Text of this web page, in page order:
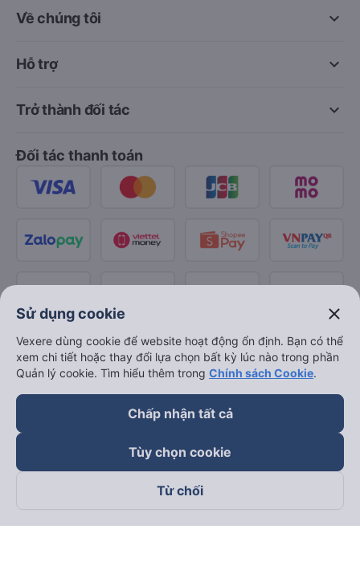
keyboard_arrow_down
Về chúng tôi
keyboard_arrow_down
Hỗ trợ
keyboard_arrow_down
Trở thành đối tác
Đối tác thanh toán
Theo dõi chúng tôi trên
Sử dụng cookie close
Vexere dùng cookie để website hoạt động ổn định. Bạn có thể
xem chi tiết hoặc thay đổi lựa chọn bất kỳ lúc nào trong phần
Quản lý cookie. Tìm hiểu thêm trong Chính sách Cookie.
Chấp nhận tất cả
Tùy chọn cookie
Từ chối